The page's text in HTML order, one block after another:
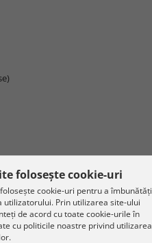
folosește cookie-uri
cookie-uri pentru a îmbunătăți
utilizatorului. Prin utilizarea site-ului
de acord cu toate cookie-urile în
cu politicile noastre privind utilizarea